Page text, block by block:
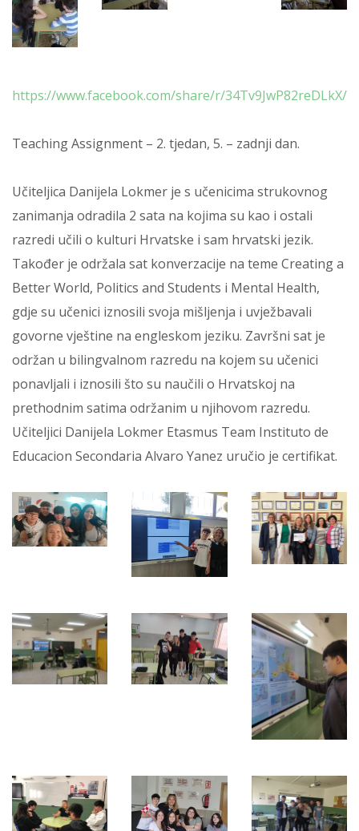
https://www.facebook.com/share/r/34Tv9JwP82reDLkX/
Teaching Assignment – 2. tjedan, 5. – zadnji dan.
Učiteljica Danijela Lokmer je s učenicima strukovnog
zanimanja odradila 2 sata na kojima su kao i ostali
razredi učili o kulturi Hrvatske i sam hrvatski jezik.
Također je održala sat konverzacije na teme Creating a
Better World, Politics and Students i Mental Health,
gdje su učenici iznosili svoja mišljenja i uvježbavali
govorne vještine na engleskom jeziku. Završni sat je
održan u bilingvalnom razredu na kojem su učenici
ponavljali i iznosili što su naučili o Hrvatskoj na
prethodnim satima održanim u njihovom razredu.
Učiteljici Danijela Lokmer Etasmus Team Instituto de
Educacion Secondaria Alvaro Yanez uručio je certifikat.